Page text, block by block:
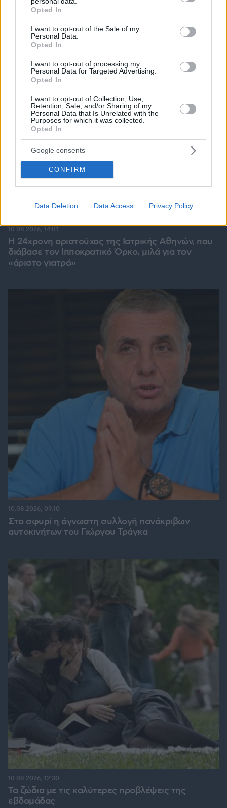
grant or deny consent to Google and its third-party tags to
use your data for below specified purposes in below Google
consent section.
Opted In
I want to opt-out of the Sale of my
Personal Data.
Opted In
I want to opt-out of processing my
Personal Data for Targeted Advertising.
Opted In
I want to opt-out of Collection, Use,
Retention, Sale, and/or Sharing of my
Personal Data that Is Unrelated with the
Purposes for which it was collected.
Opted In
Google consents
CONFIRM
Data Deletion Data Access Privacy Policy
Η 24χρονη αριστούχος της Ιατρικής Αθηνών, που
διάβασε τον Ιπποκρατικό Όρκο, μιλά για τον
«άριστο γιατρό»
10.08.2026, 14:01
Στο σφυρί η άγνωστη συλλογή πανάκριβων
αυτοκινήτων του Γιώργου Τράγκα
10.08.2026, 09:10
Τα ζώδια με τις καλύτερες προβλέψεις της
εβδομάδας
10.08.2026, 12:30